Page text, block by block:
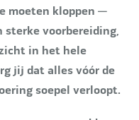
moeten kloppen —
voorbereiding,
in het hele
jij dat alles vóór de
soepel verloopt.